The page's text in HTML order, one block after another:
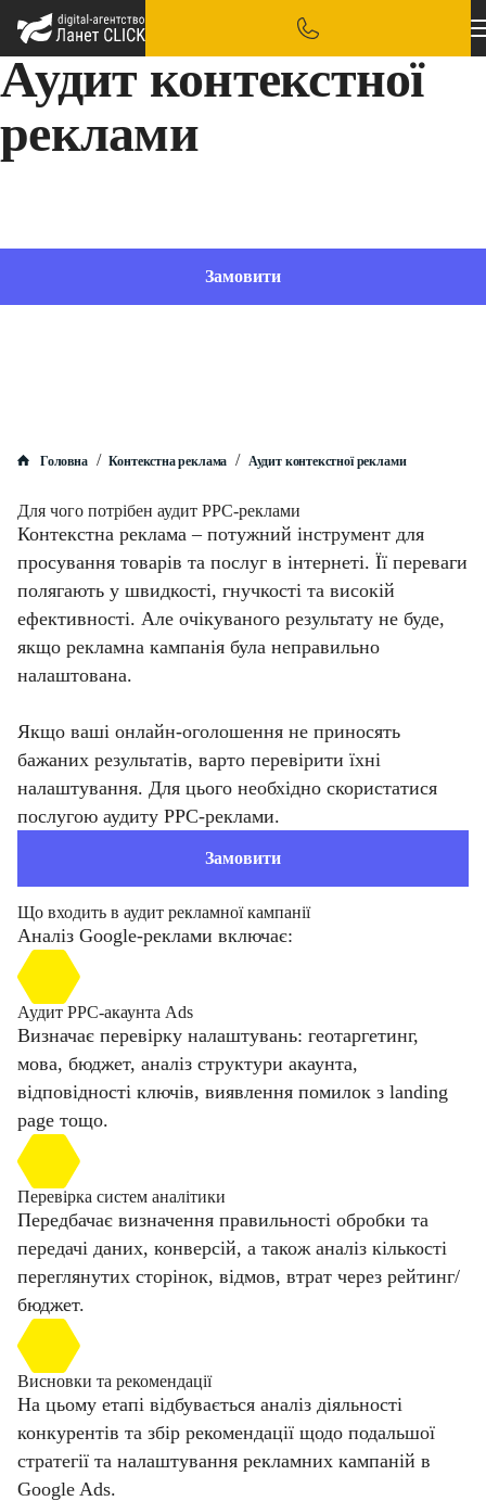
Аудит контекстної
реклами
Замовити
Головна / Контекстна реклама / Аудит контекстної реклами
Для чого потрібен аудит PPC-реклами
Контекстна реклама – потужний інструмент для
просування товарів та послуг в інтернеті. Її переваги
полягають у швидкості, гнучкості та високій
ефективності. Але очікуваного результату не буде,
якщо рекламна кампанія була неправильно
налаштована.
Якщо ваші онлайн-оголошення не приносять
бажаних результатів, варто перевірити їхні
налаштування. Для цього необхідно скористатися
послугою аудиту PPC-реклами.
Замовити
Що входить в аудит рекламної кампанії
Аналіз Google-реклами включає:
Аудит PPC-акаунта Ads
Визначає перевірку налаштувань: геотаргетинг,
мова, бюджет, аналіз структури акаунта,
відповідності ключів, виявлення помилок з landing
page тощо.
Перевірка систем аналітики
Передбачає визначення правильності обробки та
передачі даних, конверсій, а також аналіз кількості
переглянутих сторінок, відмов, втрат через рейтинг/
бюджет.
Висновки та рекомендації
На цьому етапі відбувається аналіз діяльності
конкурентів та збір рекомендації щодо подальшої
стратегії та налаштування рекламних кампаній в
Google Ads.